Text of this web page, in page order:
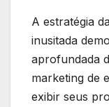
A estratégia
inusitada
aprofundada
marketing de
exibir seus